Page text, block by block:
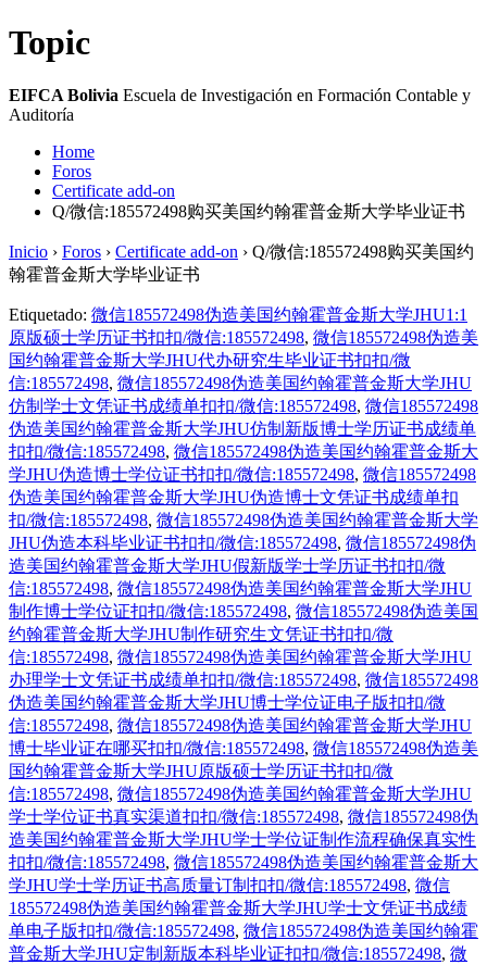
Topic
EIFCA Bolivia Escuela de Investigación en Formación Contable y
Auditoría
Home
Foros
Certificate add-on
Q/微信:185572498购买美国约翰霍普金斯大学毕业证书
Inicio › Foros › Certificate add-on › Q/微信:185572498购买美国约
翰霍普金斯大学毕业证书
Etiquetado: 微信185572498伪造美国约翰霍普金斯大学JHU1:1
原版硕士学历证书扣扣/微信:185572498, 微信185572498伪造美
国约翰霍普金斯大学JHU代办研究生毕业证书扣扣/微
信:185572498, 微信185572498伪造美国约翰霍普金斯大学JHU
仿制学士文凭证书成绩单扣扣/微信:185572498, 微信185572498
伪造美国约翰霍普金斯大学JHU仿制新版博士学历证书成绩单
扣扣/微信:185572498, 微信185572498伪造美国约翰霍普金斯大
学JHU伪造博士学位证书扣扣/微信:185572498, 微信185572498
伪造美国约翰霍普金斯大学JHU伪造博士文凭证书成绩单扣
扣/微信:185572498, 微信185572498伪造美国约翰霍普金斯大学
JHU伪造本科毕业证书扣扣/微信:185572498, 微信185572498伪
造美国约翰霍普金斯大学JHU假新版学士学历证书扣扣/微
信:185572498, 微信185572498伪造美国约翰霍普金斯大学JHU
制作博士学位证扣扣/微信:185572498, 微信185572498伪造美国
约翰霍普金斯大学JHU制作研究生文凭证书扣扣/微
信:185572498, 微信185572498伪造美国约翰霍普金斯大学JHU
办理学士文凭证书成绩单扣扣/微信:185572498, 微信185572498
伪造美国约翰霍普金斯大学JHU博士学位证电子版扣扣/微
信:185572498, 微信185572498伪造美国约翰霍普金斯大学JHU
博士毕业证在哪买扣扣/微信:185572498, 微信185572498伪造美
国约翰霍普金斯大学JHU原版硕士学历证书扣扣/微
信:185572498, 微信185572498伪造美国约翰霍普金斯大学JHU
学士学位证书真实渠道扣扣/微信:185572498, 微信185572498伪
造美国约翰霍普金斯大学JHU学士学位证制作流程确保真实性
扣扣/微信:185572498, 微信185572498伪造美国约翰霍普金斯大
学JHU学士学历证书高质量订制扣扣/微信:185572498, 微信
185572498伪造美国约翰霍普金斯大学JHU学士文凭证书成绩
单电子版扣扣/微信:185572498, 微信185572498伪造美国约翰霍
普金斯大学JHU定制新版本科毕业证扣扣/微信:185572498, 微